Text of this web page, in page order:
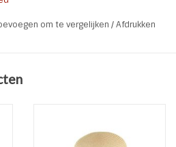
om te vergelijken /Afdrukken